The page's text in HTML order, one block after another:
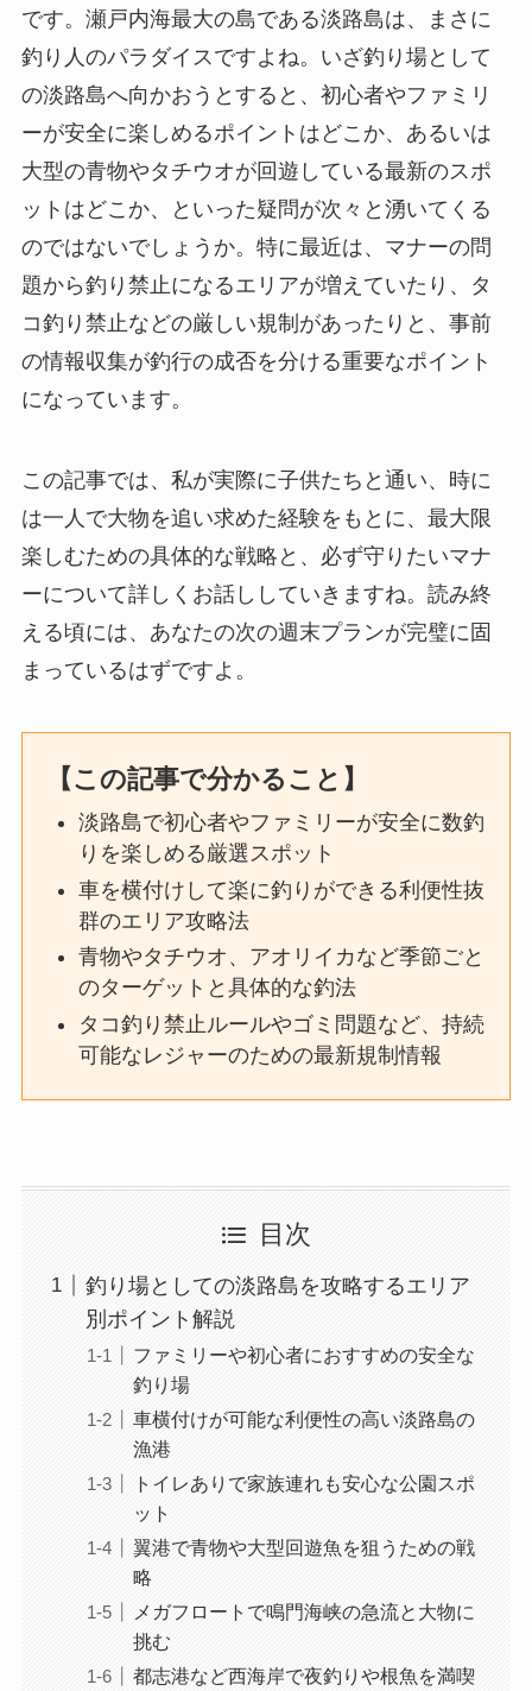
です。瀬戸内海最大の島である淡路島は、まさに
釣り人のパラダイスですよね。いざ釣り場として
の淡路島へ向かおうとすると、初心者やファミリ
ーが安全に楽しめるポイントはどこか、あるいは
大型の青物やタチウオが回遊している最新のスポ
ットはどこか、といった疑問が次々と湧いてくる
のではないでしょうか。特に最近は、マナーの問
題から釣り禁止になるエリアが増えていたり、タ
コ釣り禁止などの厳しい規制があったりと、事前
の情報収集が釣行の成否を分ける重要なポイント
になっています。
この記事では、私が実際に子供たちと通い、時に
は一人で大物を追い求めた経験をもとに、最大限
楽しむための具体的な戦略と、必ず守りたいマナ
ーについて詳しくお話ししていきますね。読み終
える頃には、あなたの次の週末プランが完璧に固
まっているはずですよ。
【この記事で分かること】
淡路島で初心者やファミリーが安全に数釣
りを楽しめる厳選スポット
車を横付けして楽に釣りができる利便性抜
群のエリア攻略法
青物やタチウオ、アオリイカなど季節ごと
のターゲットと具体的な釣法
タコ釣り禁止ルールやゴミ問題など、持続
可能なレジャーのための最新規制情報
目次
釣り場としての淡路島を攻略するエリア
別ポイント解説
ファミリーや初心者におすすめの安全な
釣り場
車横付けが可能な利便性の高い淡路島の
漁港
トイレありで家族連れも安心な公園スポ
ット
翼港で青物や大型回遊魚を狙うための戦
略
メガフロートで鳴門海峡の急流と大物に
挑む
都志港など西海岸で夜釣りや根魚を満喫